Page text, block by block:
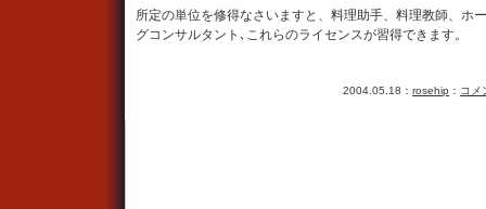
所定の単位を修得なさいますと、料理助手、料理教師、ホ
グコンサルタント､これらのライセンスが習得できます。
2004.05.18： rosehip ： コメ